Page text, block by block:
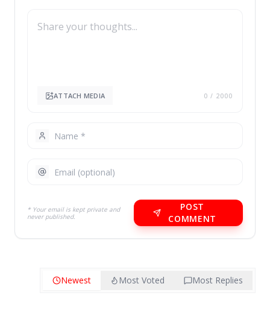
ATTACH MEDIA 0 / 2000
* Your email is kept private and
never published.
POST
COMMENT
Newest Most Voted Most Replies